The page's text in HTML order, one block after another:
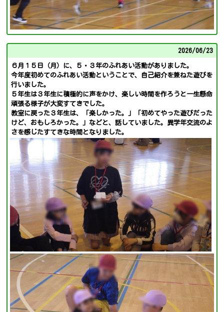
2026/06/23
６月１５日（月）に、５・３年のふれあい活動がありました。
今年度初めてのふれあい活動ということで、自己紹介を兼ねた遊びを
行いました。
５年生は３年生に積極的に声をかけ、楽しい時間を作ろうと一生懸命
頑張る様子が大変すてきでした。
教室に戻った３年生は、「楽しかった。」「初めてやった遊びだった
けど、おもしろかった。」などと、話していました。異学年交流のよ
さを感じたすてきな時間となりました。